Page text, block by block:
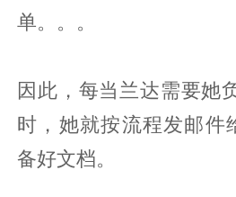
单。。。
因此，每当兰达需要她
时，她就按流程发邮件
备好文档。